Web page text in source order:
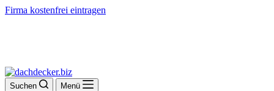
Firma kostenfrei eintragen
Suchen Menü